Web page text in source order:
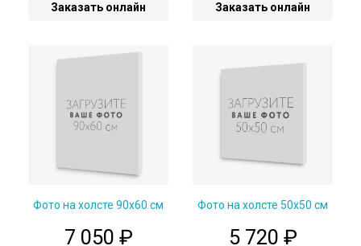
Заказать онлайн Заказать онлайн
Фото на холсте 90х60 см
7 050 ₽
Фото на холсте 50х50 см
5 720 ₽